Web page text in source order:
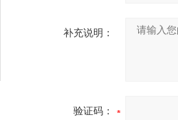
补充说明：
验证码：